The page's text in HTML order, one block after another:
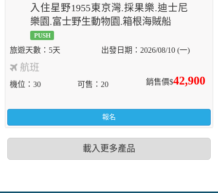
入住星野1955東京灣.採果樂.迪士尼
樂園.富士野生動物園.箱根海賊船
PUSH
5天 2026/08/10 (一)
航班
銷售價$42,900
機位 30 可售 20
報名
載入更多產品